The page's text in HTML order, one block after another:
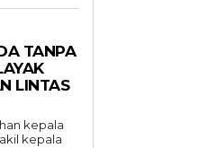
TANPA
LINTAS
kepala
kepala